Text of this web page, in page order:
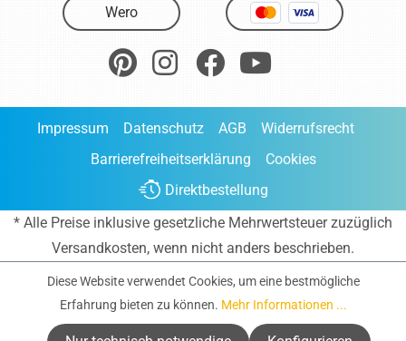
Wero
Impressum Datenschutz AGB
Widerrufsrecht
Barrierefreiheitserklärung
Cookies
Direktbestellung
* Alle Preise inklusive gesetzliche Mehrwertsteuer zuzüglich
Versandkosten, wenn nicht anders beschrieben.
Diese Website verwendet Cookies, um eine bestmögliche
Erfahrung bieten zu können. Mehr Informationen ...